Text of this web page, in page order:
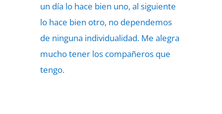
un día lo hace bien uno, al siguiente
lo hace bien otro, no dependemos
de ninguna individualidad. Me alegra
mucho tener los compañeros que
tengo.